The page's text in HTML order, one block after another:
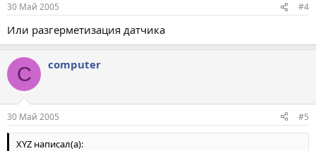
30 Май 2005 #4
Или разгерметизация датчика
C computer
30 Май 2005 #5
XYZ написал(а):